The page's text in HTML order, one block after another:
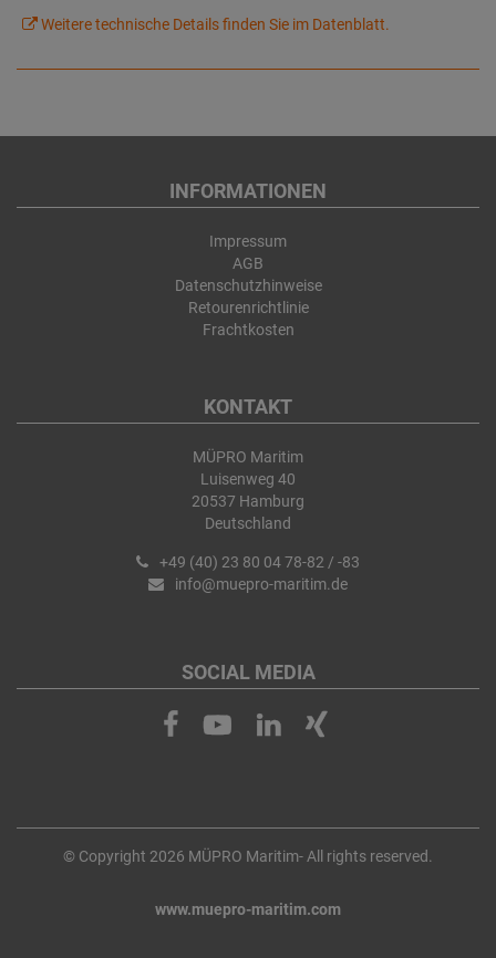
Weitere technische Details finden Sie im Datenblatt.
INFORMATIONEN
Impressum
AGB
Datenschutzhinweise
Retourenrichtlinie
Frachtkosten
KONTAKT
MÜPRO Maritim
Luisenweg 40
20537 Hamburg
Deutschland
+49 (40) 23 80 04 78-82 / -83
info@muepro-maritim.de
SOCIAL MEDIA
© Copyright 2026 MÜPRO Maritim- All rights reserved.
www.muepro-maritim.com